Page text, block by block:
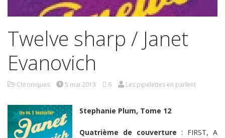
Twelve sharp / Janet
Evanovich
Chroniques 5 mai 2013 6 Les pipelettes en parlent
Stephanie Plum, Tome 12
Quatrième de couverture : FIRST, A